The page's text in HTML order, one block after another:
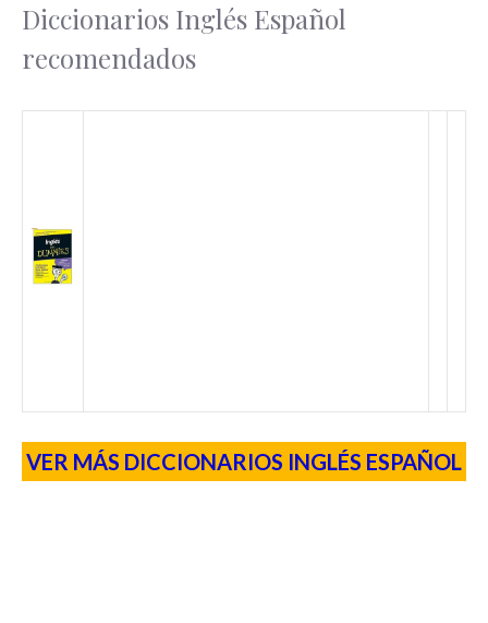
Diccionarios Inglés Español
recomendados
VER MÁS DICCIONARIOS INGLÉS ESPAÑOL